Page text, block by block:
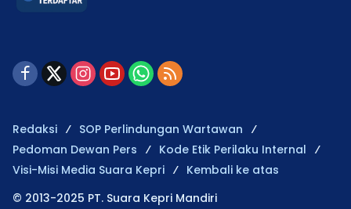
Redaksi
SOP Perlindungan Wartawan
Pedoman Dewan Pers
Kode Etik Perilaku Internal
Visi-Misi Media Suara Kepri
Kembali ke atas
© 2013-2025 PT. Suara Kepri Mandiri